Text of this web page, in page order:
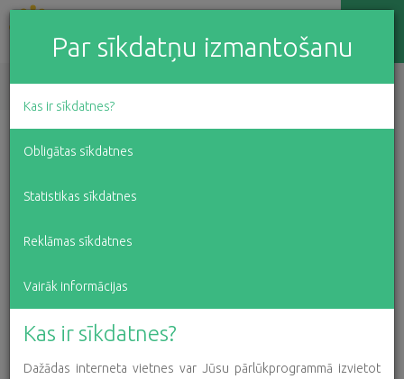
EN LV RU
Atbalsts dalībai pasaules
airēšanas čempionātā
Par sīkdatņu izmantošanu
Kas ir sīkdatnes?
Obligātas sīkdatnes
Statistikas sīkdatnes
Reklāmas sīkdatnes
Vairāk informācijas
Kas ir sīkdatnes?
Dažādas interneta vietnes var Jūsu pārlūkprogrammā izvietot